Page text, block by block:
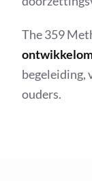
The 359
begeleiding,
ouders.